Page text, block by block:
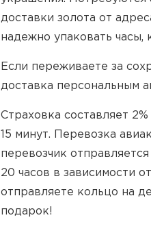
доставки золота от
надежно упаковать часы,
Если переживаете за
доставка персональным
Страховка составляет
15 минут. Перевозка
перевозчик
20 часов в зависимости
отправляете кольцо на
подарок!